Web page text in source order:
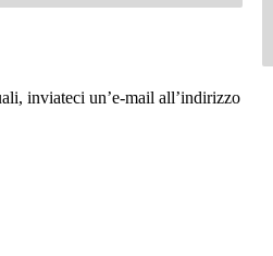
inviateci un’e-mail all’indirizzo